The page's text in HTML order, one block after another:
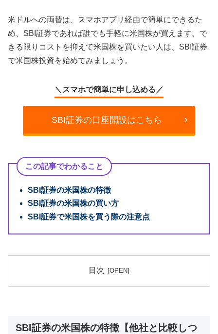
米ドルへの両替は、スマホアプリ経由で簡単にできるた
め、SBI証券であれば誰でも手軽に米国株が買えます。で
きる限りコストを抑えて米国株を買いたい人は、SBI証券
で米国株投資を始めてみましょう。
＼スマホで簡単に申し込める／
SBI証券の口座開設はこちら
この記事でわかること
SBI証券の米国株の特徴
SBI証券の米国株の買い方
SBI証券で米国株を買う際の注意点
目次
SBI証券の米国株の特徴【他社と比較しつ